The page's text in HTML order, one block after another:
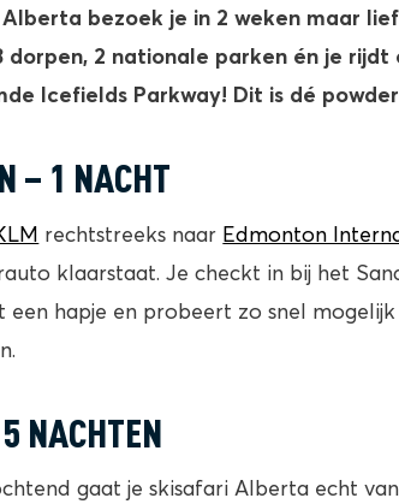
bezoek je in 2 weken maar
dorpen, 2 nationale parken én je rijdt
Icefields Parkway! Dit is dé
– 1 NACHT
rechtstreeks naar Edmonton
klaarstaat. Je checkt in bij het
een hapje en probeert zo snel mogelijk
NACHTEN
gaat je skisafari Alberta echt